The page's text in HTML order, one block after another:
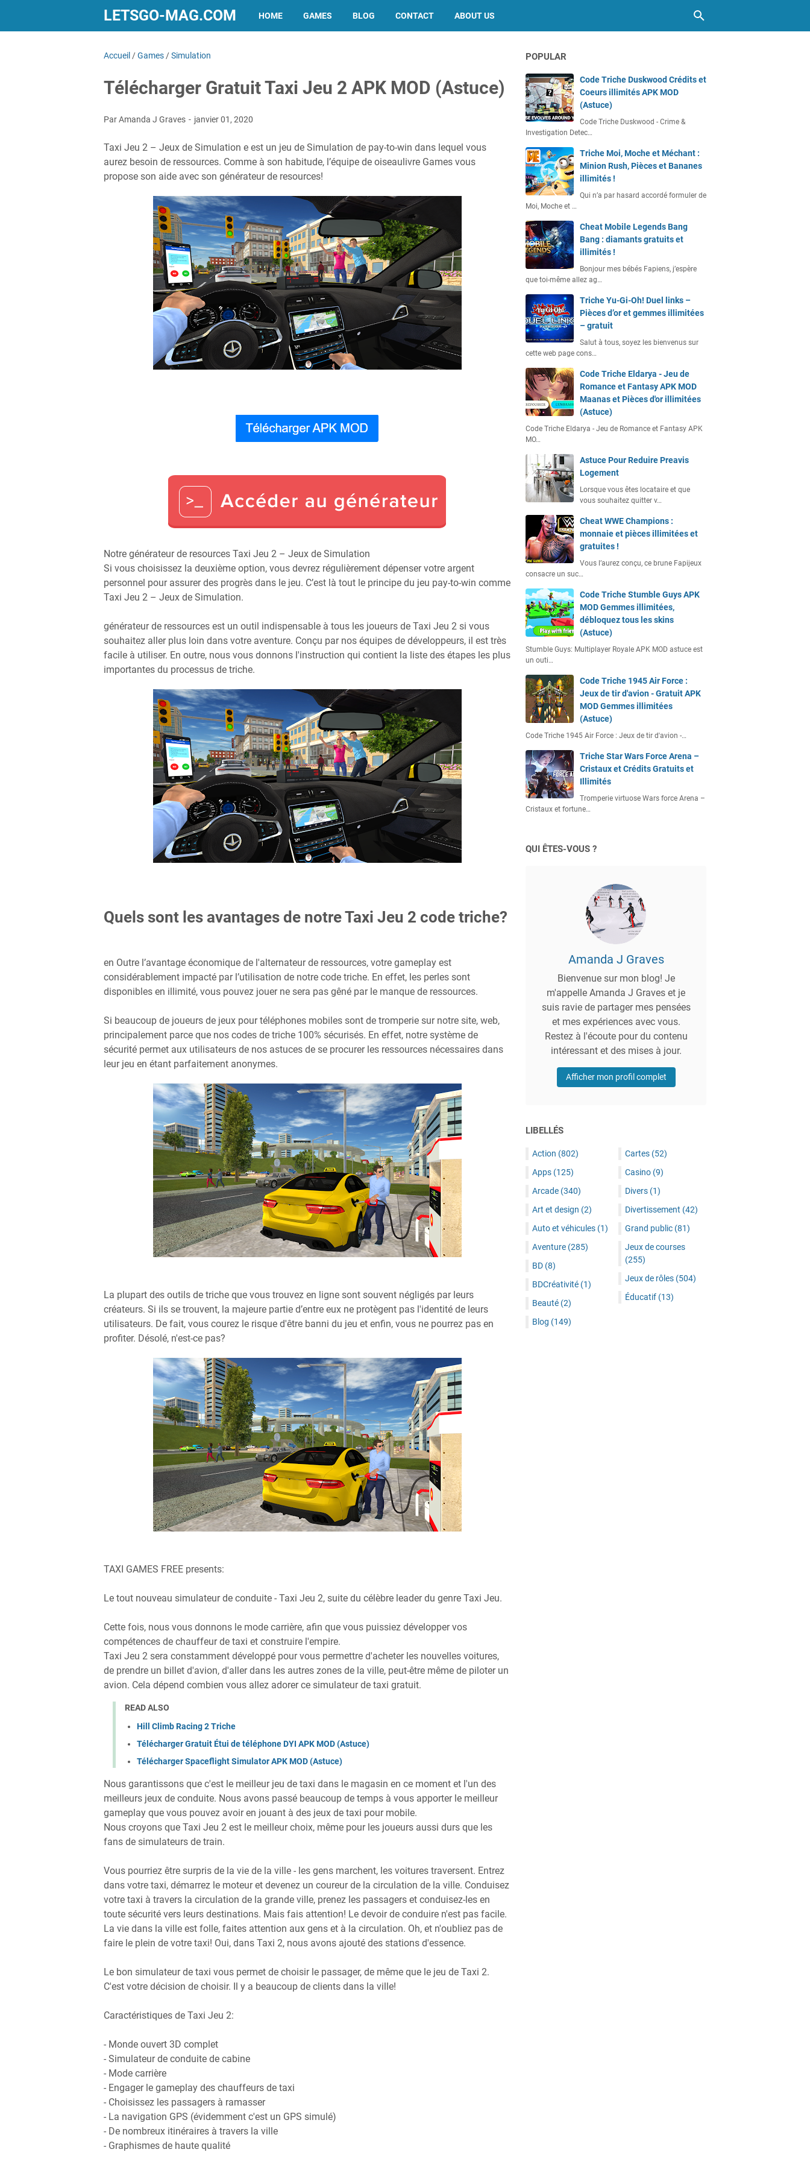
LETSGO-MAG.COM HOME GAMES BLOG CONTACT ABOUT US
Accueil /Games /Simulation
Télécharger Gratuit Taxi Jeu 2 APK MOD (Astuce)
Par Amanda J Graves janvier 01, 2020
Taxi Jeu 2 – Jeux de Simulation e est un jeu de Simulation de pay-to-win dans lequel vous
aurez besoin de ressources. Comme à son habitude, l’équipe de oiseaulivre Games vous
propose son aide avec son générateur de resources!
Notre générateur de resources Taxi Jeu 2 – Jeux de Simulation
Si vous choisissez la deuxième option, vous devrez régulièrement dépenser votre argent
personnel pour assurer des progrès dans le jeu. C’est là tout le principe du jeu pay-to-win comme
Taxi Jeu 2 – Jeux de Simulation.
générateur de ressources est un outil indispensable à tous les joueurs de Taxi Jeu 2 si vous
souhaitez aller plus loin dans votre aventure. Conçu par nos équipes de développeurs, il est très
facile à utiliser. En outre, nous vous donnons l'instruction qui contient la liste des étapes les plus
importantes du processus de triche.
Quels sont les avantages de notre Taxi Jeu 2 code triche?
en Outre l’avantage économique de l'alternateur de ressources, votre gameplay est
considérablement impacté par l’utilisation de notre code triche. En effet, les perles sont
disponibles en illimité, vous pouvez jouer ne sera pas gêné par le manque de ressources.
Si beaucoup de joueurs de jeux pour téléphones mobiles sont de tromperie sur notre site, web,
principalement parce que nos codes de triche 100% sécurisés. En effet, notre système de
sécurité permet aux utilisateurs de nos astuces de se procurer les ressources nécessaires dans
leur jeu en étant parfaitement anonymes.
La plupart des outils de triche que vous trouvez en ligne sont souvent négligés par leurs
créateurs. Si ils se trouvent, la majeure partie d’entre eux ne protègent pas l'identité de leurs
utilisateurs. De fait, vous courez le risque d'être banni du jeu et enfin, vous ne pourrez pas en
profiter. Désolé, n'est-ce pas?
TAXI GAMES FREE presents:
Le tout nouveau simulateur de conduite - Taxi Jeu 2, suite du célèbre leader du genre Taxi Jeu.
Cette fois, nous vous donnons le mode carrière, afin que vous puissiez développer vos
compétences de chauffeur de taxi et construire l'empire.
Taxi Jeu 2 sera constamment développé pour vous permettre d'acheter les nouvelles voitures,
de prendre un billet d'avion, d'aller dans les autres zones de la ville, peut-être même de piloter un
avion. Cela dépend combien vous allez adorer ce simulateur de taxi gratuit.
READ ALSO
Hill Climb Racing 2 Triche
Télécharger Gratuit Étui de téléphone DYI APK MOD (Astuce)
Télécharger Spaceflight Simulator APK MOD (Astuce)
Nous garantissons que c'est le meilleur jeu de taxi dans le magasin en ce moment et l'un des
meilleurs jeux de conduite. Nous avons passé beaucoup de temps à vous apporter le meilleur
gameplay que vous pouvez avoir en jouant à des jeux de taxi pour mobile.
Nous croyons que Taxi Jeu 2 est le meilleur choix, même pour les joueurs aussi durs que les
fans de simulateurs de train.
Vous pourriez être surpris de la vie de la ville - les gens marchent, les voitures traversent. Entrez
dans votre taxi, démarrez le moteur et devenez un coureur de la circulation de la ville. Conduisez
votre taxi à travers la circulation de la grande ville, prenez les passagers et conduisez-les en
toute sécurité vers leurs destinations. Mais fais attention! Le devoir de conduire n'est pas facile.
La vie dans la ville est folle, faites attention aux gens et à la circulation. Oh, et n'oubliez pas de
faire le plein de votre taxi! Oui, dans Taxi 2, nous avons ajouté des stations d'essence.
Le bon simulateur de taxi vous permet de choisir le passager, de même que le jeu de Taxi 2.
C'est votre décision de choisir. Il y a beaucoup de clients dans la ville!
Caractéristiques de Taxi Jeu 2:
- Monde ouvert 3D complet
- Simulateur de conduite de cabine
- Mode carrière
- Engager le gameplay des chauffeurs de taxi
- Choisissez les passagers à ramasser
- La navigation GPS (évidemment c'est un GPS simulé)
- De nombreux itinéraires à travers la ville
- Graphismes de haute qualité
POPULAR
Code Triche Duskwood Crédits et
Coeurs illimités APK MOD
(Astuce)
Code Triche Duskwood - Crime &
Investigation Detec…
Triche Moi, Moche et Méchant :
Minion Rush, Pièces et Bananes
illimités !
Qui n’a par hasard accordé formuler de
Moi, Moche et …
Cheat Mobile Legends Bang
Bang : diamants gratuits et
illimités !
Bonjour mes bébés Fapiens, j’espère
que toi-même allez ag…
Triche Yu-Gi-Oh! Duel links –
Pièces d’or et gemmes illimitées
– gratuit
Salut à tous, soyez les bienvenus sur
cette web page cons…
Code Triche Eldarya - Jeu de
Romance et Fantasy APK MOD
Maanas et Pièces d'or illimitées
(Astuce)
Code Triche Eldarya - Jeu de Romance et Fantasy APK
MO…
Astuce Pour Reduire Preavis
Logement
Lorsque vous êtes locataire et que
vous souhaitez quitter v…
Cheat WWE Champions :
monnaie et pièces illimitées et
gratuites !
Vous l’aurez conçu, ce brune Fapijeux
consacre un suc…
Code Triche Stumble Guys APK
MOD Gemmes illimitées,
débloquez tous les skins
(Astuce)
Stumble Guys: Multiplayer Royale APK MOD astuce est
un outi…
Code Triche 1945 Air Force :
Jeux de tir d'avion - Gratuit APK
MOD Gemmes illimitées
(Astuce)
Code Triche 1945 Air Force : Jeux de tir d'avion -…
Triche Star Wars Force Arena –
Cristaux et Crédits Gratuits et
Illimités
Tromperie virtuose Wars force Arena –
Cristaux et fortune…
QUI ÊTES-VOUS ?
Amanda J Graves
Bienvenue sur mon blog! Je
m'appelle Amanda J Graves et je
suis ravie de partager mes pensées
et mes expériences avec vous.
Restez à l'écoute pour du contenu
intéressant et des mises à jour.
Afficher mon profil complet
LIBELLÉS
Action (802)
Apps (125)
Arcade (340)
Art et design (2)
Auto et véhicules (1)
Aventure (285)
BD (8)
BDCréativité (1)
Beauté (2)
Blog (149)
Cartes (52)
Casino (9)
Divers (1)
Divertissement (42)
Grand public (81)
Jeux de courses
(255)
Jeux de rôles (504)
Éducatif (13)